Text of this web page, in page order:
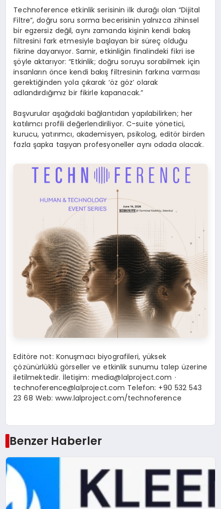
Technoference etkinlik serisinin ilk durağı olan “Dijital
Filtre”, doğru soru sorma becerisinin yalnızca zihinsel
bir egzersiz değil, aynı zamanda kişinin kendi bakış
filtresini fark etmesiyle başlayan bir süreç olduğu
fikrine dayanıyor. Samir, etkinliğin finalindeki fikri ise
şöyle aktarıyor: “Etkinlik; doğru soruyu sorabilmek için
insanların önce kendi bakış filtresinin farkına varması
gerektiğinden yola çıkarak ‘öz göz’ olarak
adlandırdığımız bir fikirle kapanacak.”
Başvurular aşağıdaki bağlantıdan yapılabilirken; her
katılımcı profili değerlendiriliyor. C-suite yönetici,
kurucu, yatırımcı, akademisyen, psikolog, editör birden
fazla şapka taşıyan profesyoneller aynı odada olacak.
Editöre not: Konuşmacı biyografileri, yüksek
çözünürlüklü görseller ve etkinlik sunumu talep üzerine
iletilmektedir. İletişim: media@lalproject.com ·
technoference@lalproject.com Telefon: +90 532 543
23 68 Web: www.lalproject.com/technoference
Benzer Haberler